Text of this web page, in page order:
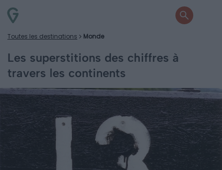
Toutes les destinations Monde
Les superstitions des chiffres à
travers les continents